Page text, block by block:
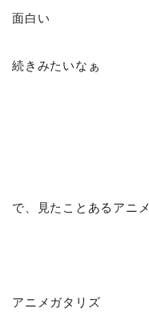
面白い
続きみたいなぁ
で、見たことあるアニメ
アニメガタリズ